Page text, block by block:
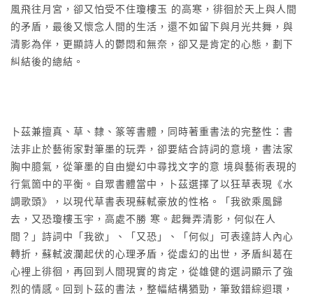
風飛往月宮，卻又怕受不住瓊樓玉 的高寒，徘徊於天上與人間
的矛盾，最後又懷念人間的生活，還不如留下與月光共舞，與
清影為伴，更顯詩人的鬱悶和無奈，卻又是肯定的心態，劃下
糾結後的總結。
卜茲兼擅真、草、隸、篆等書體，同時著重書法的完整性：書
法非止於藝術家對筆墨的玩弄，卻要結合詩詞的意境，書法家
胸中臆氣，從筆墨的自由變幻中尋找文字的意 境與藝術表現的
行氣箇中的平衡。自眾書體當中，卜茲選擇了以狂草表現《水
調歌頭》，以現代草書表現蘇軾豪放的性格。「我欲乘風歸
去，又恐瓊樓玉宇，高處不勝 寒。起舞弄清影，何似在人
間？」詩詞中「我欲」、「又恐」、「何似」可表達詩人內心
轉折，蘇軾波瀾起伏的心理矛盾，從虛幻的出世，矛盾糾葛在
心裡上徘徊，再回到人間現實的肯定，從雄健的選詞顯示了強
烈的情感。回到卜茲的書法，整幅結構猶勁，筆致錯綜迴環，